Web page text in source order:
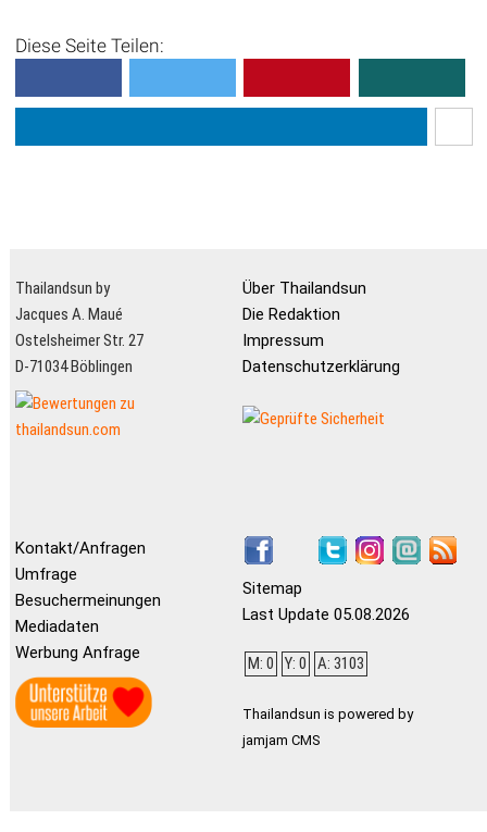
Diese Seite Teilen:
Thailandsun by
Jacques A. Maué
Ostelsheimer Str. 27
D-71034 Böblingen
Über Thailandsun
Die Redaktion
Impressum
Datenschutzerklärung
Kontakt/Anfragen
Umfrage
Besuchermeinungen
Mediadaten
Werbung Anfrage
Sitemap
Last Update 05.08.2026
M: 0 Y: 0 A: 3103
Thailandsun is powered by
jamjam CMS